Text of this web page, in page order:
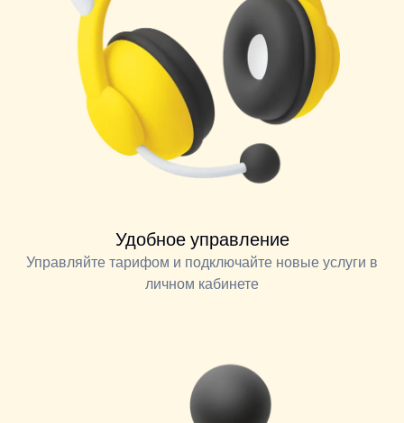
Удобное управление
Управляйте тарифом и подключайте новые услуги в
личном кабинете